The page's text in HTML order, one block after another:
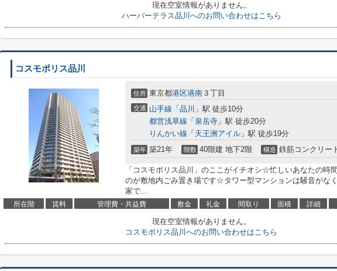
現在空室情報がありません。
ハーバーテラス品川へのお問い合わせはこちら
コスモポリス品川
住所 東京都港区港南 ３丁目
交通 山手線 「 品川 」駅 徒歩10分
都営浅草線 「 泉岳寺 」駅 徒歩20分
りんかい線 「 天王洲アイル 」駅 徒歩19分
築年 築21年 階数 40階建 地下2階 構造 鉄筋コンクリー
「コスモポリス品川」のここがイチオシ☆忙しいあなたの時
のが敷地内ごみ置き場です☆タワー型マンションは騒音がな
家で...
所在階 賃料 管理費・共益費 敷金 礼金 間取り 面積 詳細
現在空室情報がありません。
コスモポリス品川へのお問い合わせはこちら